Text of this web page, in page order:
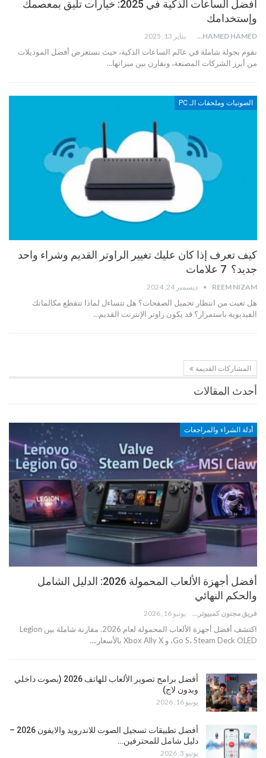
أفضل الساعات الذكية في 2025: خيارات تليق بمعصمك
وإستخدامك
MOHAMED HAMED يناير 13, 2025
نقوم بجولة شاملة في عالم الساعات الذكية، حيث نستعرض أفضل الموديلات
من أبرز الشركات المصنعة، ونقارن بين ميزاتها…
الصوتيات وملحقات الـ PC
كيف تعرف إذا كان عليك تغيير الراوتر القديم وشراء واحد
جديد؟ 7 علامات
REEM NIZAM ديسمبر 24, 2024
هل تعبت من انتظار تحميل الصفحات؟ هل تتساءل لماذا تتقطع مكالماتك
الفيديوية باستمرار؟ قد يكون راوتر الإنترنت القديم…
المشاركات القديمة
أحدث المقالات
أدلة الشراء والمراجعات
أفضل أجهزة الألعاب المحمولة 2026: الدليل الشامل
والحكم النهائي
فريق مجنون كمبيوتر يونيو 16, 2026
اكتشف أفضل أجهزة الألعاب المحمولة لعام 2026. مقارنة شاملة بين Legion
Go S، Steam Deck OLED، و Xbox Ally X بالأسعار.…
أفضل برامج تصوير الألعاب للهاتف 2026 (بصوت داخلي
وبدون لاج)
يونيو 16, 2026
أفضل تطبيقات تسجيل الصوت للاندرويد والايفون 2026 –
دليل شامل للمحترفين…
يونيو 3, 2026